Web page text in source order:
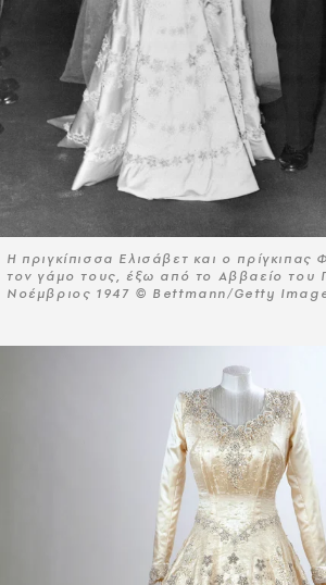
H πριγκίπισσα Ελισάβετ και ο πρίγκιπας
τον γάμο τους, έξω από το Αββαείο του
Νοέμβριος 1947 © Bettmann/Getty